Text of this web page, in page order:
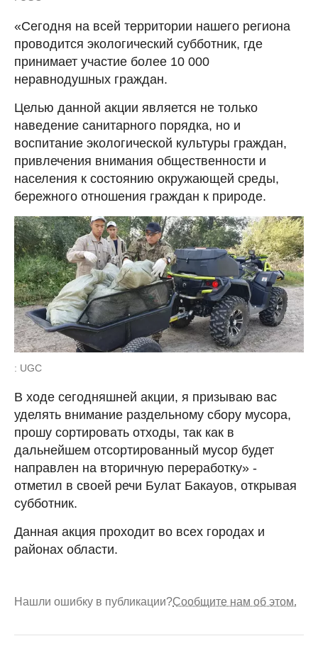
«Сегодня на всей территории нашего региона
проводится экологический субботник, где
принимает участие более 10 000
неравнодушных граждан.
Целью данной акции является не только
наведение санитарного порядка, но и
воспитание экологической культуры граждан,
привлечения внимания общественности и
населения к состоянию окружающей среды,
бережного отношения граждан к природе.
: UGC
В ходе сегодняшней акции, я призываю вас
уделять внимание раздельному сбору мусора,
прошу сортировать отходы, так как в
дальнейшем отсортированный мусор будет
направлен на вторичную переработку» -
отметил в своей речи Булат Бакауов, открывая
субботник.
Данная акция проходит во всех городах и
районах области.
Нашли ошибку в публикации?Сообщите нам об этом.